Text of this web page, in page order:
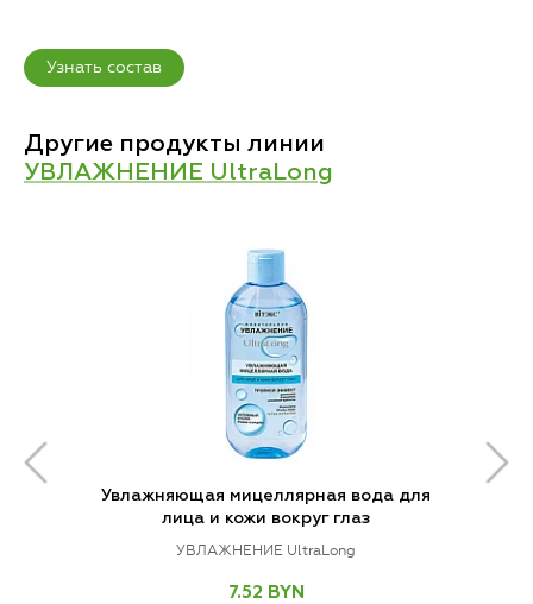
Узнать состав
Другие продукты линии
УВЛАЖНЕНИЕ UltraLong
Увлажняющая мицеллярная вода для
лица и кожи вокруг глаз
УВЛАЖНЕНИЕ UltraLong
7.52 BYN